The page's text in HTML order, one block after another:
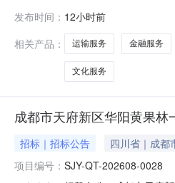
有限责任公司分部成都
询有限责任
发布时间： 12小时前
相关产品：
运输服务 金融服务
文化服务
成都市天府新区华阳黄果
招标｜招标公告 四川省｜成都
项目编号： SJY-QT-202608-0028